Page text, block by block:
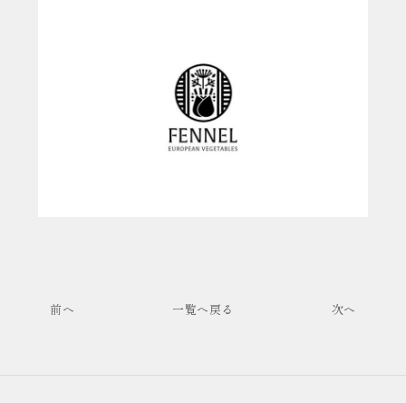
前へ 一覧へ戻る 次へ